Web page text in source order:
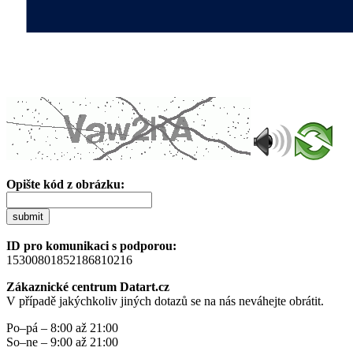
Opište kód z obrázku:
submit
ID pro komunikaci s podporou:
15300801852186810216
Zákaznické centrum Datart.cz
V případě jakýchkoliv jiných dotazů se na nás neváhejte obrátit.
Po–pá – 8:00 až 21:00
So–ne – 9:00 až 21:00